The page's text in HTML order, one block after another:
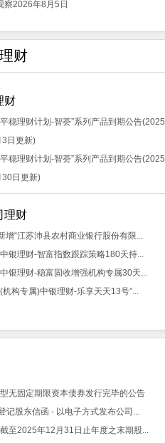
察2026年8月5日
财
财
稳理财计划-智荟”系列产品到期公告(2025
3日更新)
稳理财计划-智荟”系列产品到期公告(2025
30日更新)
理财
增“江苏沛县农村商业银行股份有限...
中银理财-智富指数跟踪策略180天持...
中银理财-稳富固收增强机构专属30天...
机构专属)中银理财-乐享天天13号”...
无固定期限资本债券发行完毕的公告
记股东信函 - 以电子方式发布公司...
至2025年12月31日止年度之末期股...